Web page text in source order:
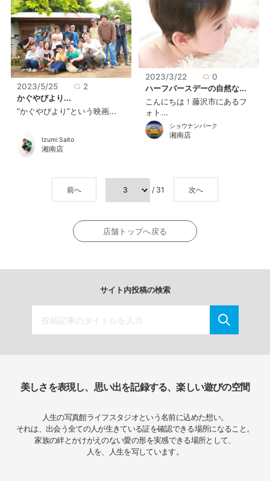
2023/5/25
2
かぐやびより...
”かぐやびより”という映画...
Izumi Saito
湘南店
2023/3/22
0
ハーフバースデーの自然な...
こんにちは！藤沢市にあるフ
ォト...
ショウナンパーク
湘南店
前へ / 31 次へ
店舗トップへ戻る
サイト内投稿の検索
美しさを表現し、思い出を記録する、楽しい遊びの空間
人生の写真館ライフスタジオという名前に込めた想い。
それは、出会う全ての人が生きている証を確認できる場所になること。
家族の絆とかけがえのない愛の形を実感できる場所として、
人を、人生を写しています。